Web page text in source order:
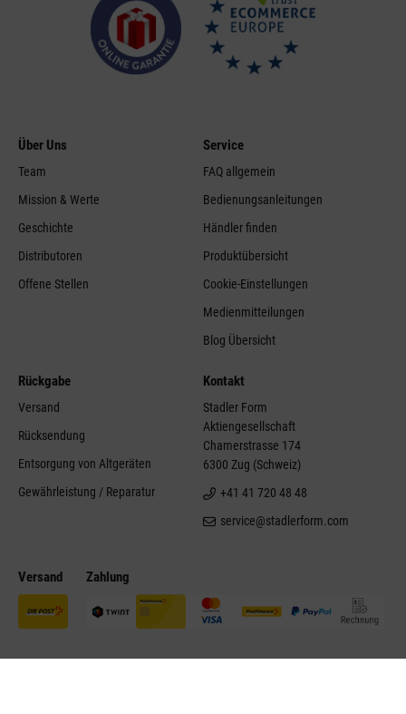
Versand Zahlung
Über Uns
Team
Mission & Werte
Geschichte
Distributoren
Offene Stellen
Service
FAQ allgemein
Bedienungsanleitungen
Händler finden
Produktübersicht
Cookie-Einstellungen
Medienmitteilungen
Blog Übersicht
Rückgabe
Versand
Rücksendung
Entsorgung von Altgeräten
Gewährleistung / Reparatur
Kontakt
Stadler Form
Aktiengesellschaft
Chamerstrasse 174
6300 Zug (Schweiz)
+41 41 720 48 48
service@stadlerform.com